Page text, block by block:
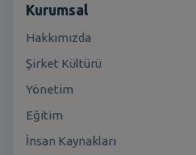
Kurumsal
Hakkımızda
Şirket Kültürü
Yönetim
Eğitim
İnsan Kaynakları